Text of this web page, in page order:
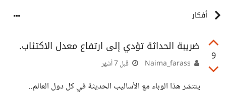
أفكار
9
ضريبة الحداثة تؤدي إلى ارتفاع معدل الاكتئاب.
قبل 7 أشهر
ينتشر هذا الوباء مع الأساليب الحديثة في كل دول العالم..